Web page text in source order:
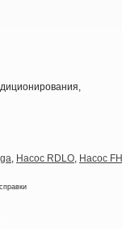
, Насос RDLO, Насос FH